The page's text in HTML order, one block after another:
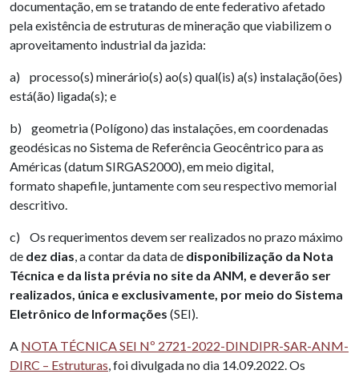
documentação, em se tratando de ente federativo afetado
pela existência de estruturas de mineração que viabilizem o
aproveitamento industrial da jazida:
a) processo(s) minerário(s) ao(s) qual(is) a(s) instalação(ões)
está(ão) ligada(s); e
b) geometria (Polígono) das instalações, em coordenadas
geodésicas no Sistema de Referência Geocêntrico para as
Américas (datum SIRGAS2000), em meio digital,
formato shapefile, juntamente com seu respectivo memorial
descritivo.
c) Os requerimentos devem ser realizados no prazo máximo
de dez dias, a contar da data de disponibilização da Nota
Técnica e da lista prévia no site da ANM, e deverão ser
realizados, única e exclusivamente, por meio do Sistema
Eletrônico de Informações (SEI).
A NOTA TÉCNICA SEI Nº 2721-2022-DINDIPR-SAR-ANM-
DIRC – Estruturas, foi divulgada no dia 14.09.2022. Os